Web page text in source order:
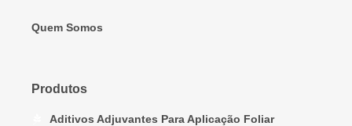
Quem Somos
Produtos
Aditivos Adjuvantes Para Aplicação Foliar